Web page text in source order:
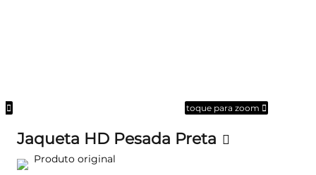
toque para zoom
Jaqueta HD Pesada Preta
Produto original